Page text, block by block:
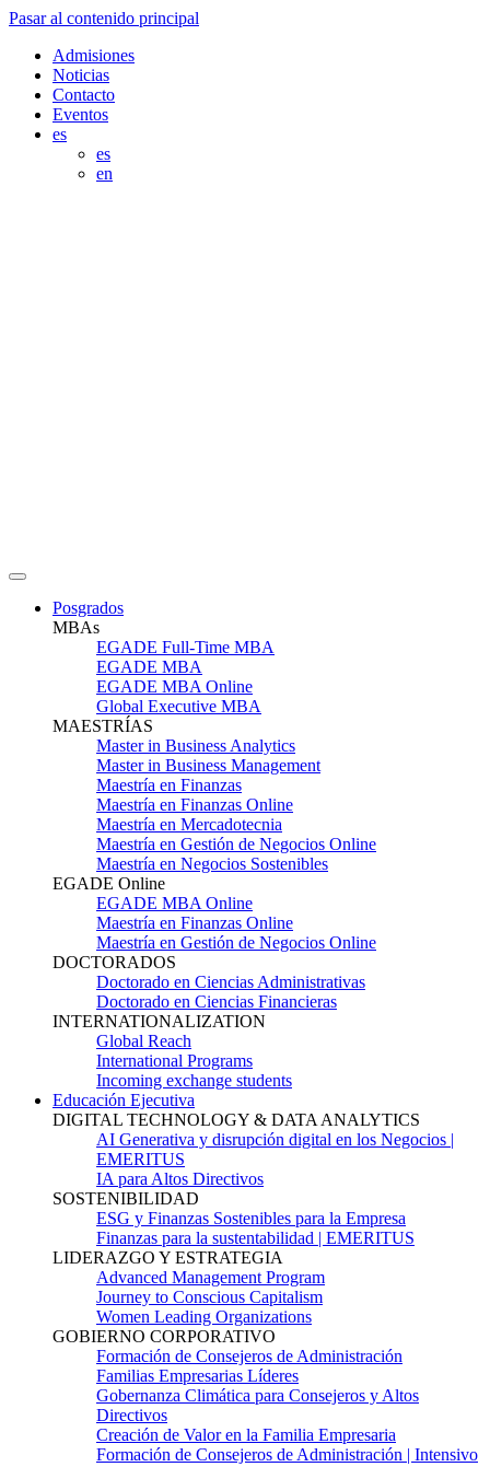
Pasar al contenido principal
Admisiones
Noticias
Contacto
Eventos
es
es
en
Posgrados
MBAs
EGADE Full-Time MBA
EGADE MBA
EGADE MBA Online
Global Executive MBA
MAESTRÍAS
Master in Business Analytics
Master in Business Management
Maestría en Finanzas
Maestría en Finanzas Online
Maestría en Mercadotecnia
Maestría en Gestión de Negocios Online
Maestría en Negocios Sostenibles
EGADE Online
EGADE MBA Online
Maestría en Finanzas Online
Maestría en Gestión de Negocios Online
DOCTORADOS
Doctorado en Ciencias Administrativas
Doctorado en Ciencias Financieras
INTERNATIONALIZATION
Global Reach
International Programs
Incoming exchange students
Educación Ejecutiva
DIGITAL TECHNOLOGY & DATA ANALYTICS
AI Generativa y disrupción digital en los Negocios |
EMERITUS
IA para Altos Directivos
SOSTENIBILIDAD
ESG y Finanzas Sostenibles para la Empresa
Finanzas para la sustentabilidad | EMERITUS
LIDERAZGO Y ESTRATEGIA
Advanced Management Program
Journey to Conscious Capitalism
Women Leading Organizations
GOBIERNO CORPORATIVO
Formación de Consejeros de Administración
Familias Empresarias Líderes
Gobernanza Climática para Consejeros y Altos
Directivos
Creación de Valor en la Familia Empresaria
Formación de Consejeros de Administración | Intensivo